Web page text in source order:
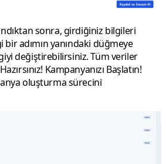
sonra, girdiğiniz bilgileri
adımın yanındaki düğmeye
değiştirebilirsiniz. Tüm veriler
Kampanyanızı Başlatın!
oluşturma sürecini